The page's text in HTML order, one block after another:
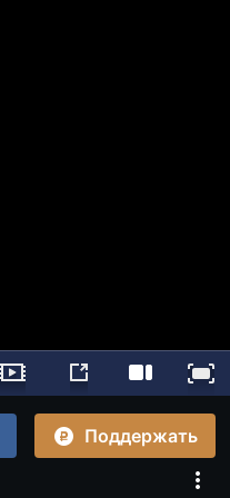
Поддержать